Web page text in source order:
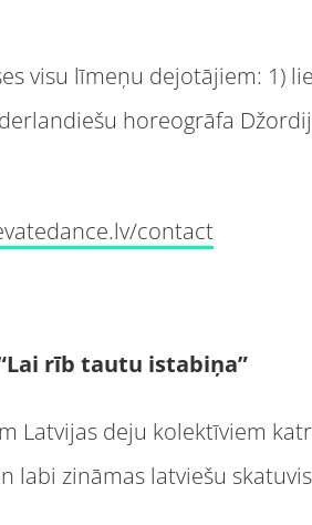
visu līmeņu dejotājiem: 1)
horeogrāfa
contact
rīb tautu istabiņa”
Latvijas deju kolektīviem
zināmas latviešu